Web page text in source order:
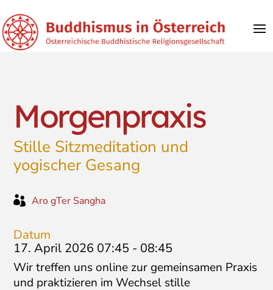
Morgenpraxis
Stille Sitzmeditation und
yogischer Gesang
 Aro gTer Sangha
Datum
17. April 2026 07:45 - 08:45
Wir treffen uns online zur gemeinsamen Praxis
und praktizieren im Wechsel stille